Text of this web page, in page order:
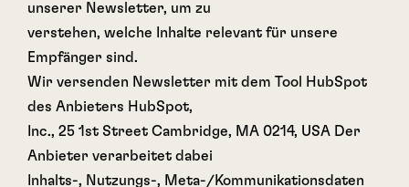
unserer Newsletter, um zu
verstehen, welche Inhalte relevant für unsere
Empfänger sind.
Wir versenden Newsletter mit dem Tool HubSpot
des Anbieters HubSpot,
Inc., 25 1st Street Cambridge, MA 0214, USA Der
Anbieter verarbeitet dabei
Inhalts-, Nutzungs-, Meta-/Kommunikationsdaten